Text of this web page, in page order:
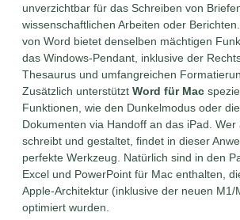
unverzichtbar für das Schreiben von
wissenschaftlichen Arbeiten oder
von Word bietet denselben mächtigen
das Windows-Pendant, inklusive der
Thesaurus und umfangreichen
Zusätzlich unterstützt Word für Mac
Funktionen, wie den Dunkelmodus oder
Dokumenten via Handoff an das iPad.
schreibt und gestaltet, findet in dieser
perfekte Werkzeug. Natürlich sind in den
Excel und PowerPoint für Mac enthalten,
Apple-Architektur (inklusive der neuen M1/
optimiert wurden.